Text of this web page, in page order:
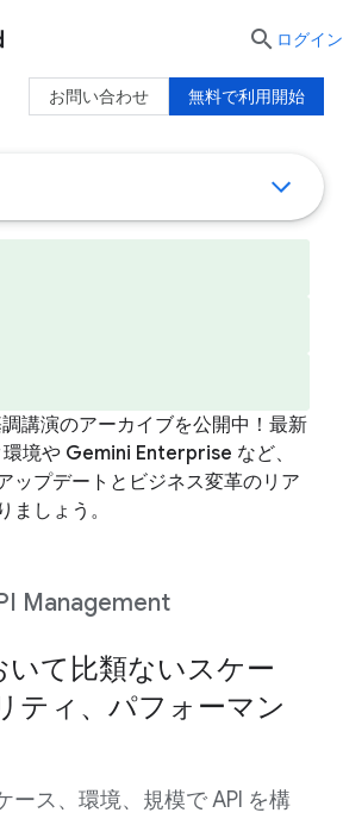
講演のアーカイブを公開中！最新
境や Gemini Enterprise など、
ップデートとビジネス変革のリア
ましょう。
Management
いて比類ないスケー
ティ、パフォーマン
ース、環境、規模で API を構
 ログイン
無料で利用開始
お問い合わせ